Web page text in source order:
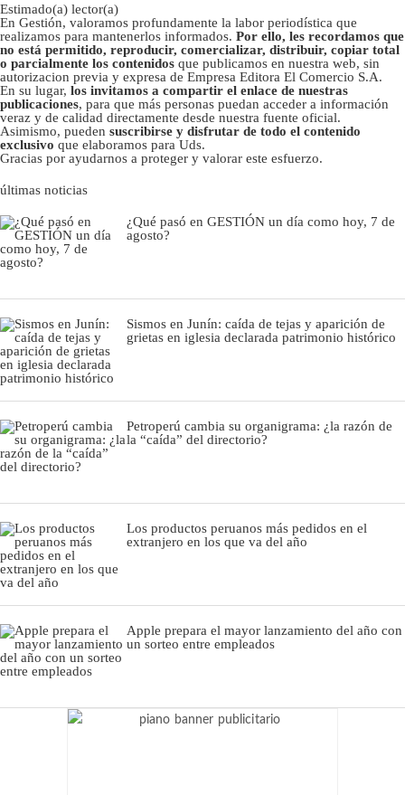
Estimado(a) lector(a)
En Gestión, valoramos profundamente la labor periodística que
realizamos para mantenerlos informados. Por ello, les recordamos que
no está permitido, reproducir, comercializar, distribuir, copiar total
o parcialmente los contenidos que publicamos en nuestra web, sin
autorizacion previa y expresa de Empresa Editora El Comercio S.A.
En su lugar, los invitamos a compartir el enlace de nuestras
publicaciones, para que más personas puedan acceder a información
veraz y de calidad directamente desde nuestra fuente oficial.
Asimismo, pueden suscribirse y disfrutar de todo el contenido
exclusivo que elaboramos para Uds.
Gracias por ayudarnos a proteger y valorar este esfuerzo.
últimas noticias
¿Qué pasó en GESTIÓN un día como hoy, 7 de
agosto?
Sismos en Junín: caída de tejas y aparición de
grietas en iglesia declarada patrimonio histórico
Petroperú cambia su organigrama: ¿la razón de
la “caída” del directorio?
Los productos peruanos más pedidos en el
extranjero en los que va del año
Apple prepara el mayor lanzamiento del año con
un sorteo entre empleados